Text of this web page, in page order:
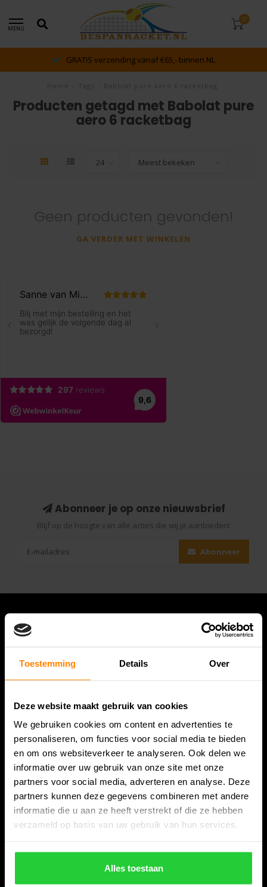
Toestemming Details Over
Deze website maakt gebruik van cookies
We gebruiken cookies om content en advertenties te
personaliseren, om functies voor social media te bieden
en om ons websiteverkeer te analyseren. Ook delen we
informatie over uw gebruik van onze site met onze
partners voor social media, adverteren en analyse. Deze
partners kunnen deze gegevens combineren met andere
informatie die u aan ze heeft verstrekt of die ze hebben
verzameld op basis van uw gebruik van hun services.
Alles toestaan
MENU
0
GRATIS verzending vanaf €65,- binnen NL
Producten getagd met Babolat pure
aero 6 racketbag
Geen producten gevonden!
GA VERDER MET WINKELEN
Abonneer je op onze nieuwsbrief
Blijf op de hoogte van alle acties die wij je aanbieden!
Abonneer
Bespanracket.nl is dé racketspecialist van Lelystad en
omstreken.
Snijdersstraat 6
8224 AA Lelystad
Nederland
06-57276080
info@bespanracket.nl